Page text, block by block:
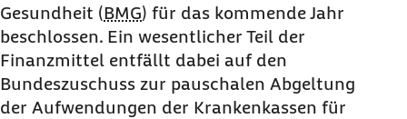
Gesundheit (BMG) für das kommende Jahr
beschlossen. Ein wesentlicher Teil der
Finanzmittel entfällt dabei auf den
Bundeszuschuss zur pauschalen Abgeltung
der Aufwendungen der Krankenkassen für